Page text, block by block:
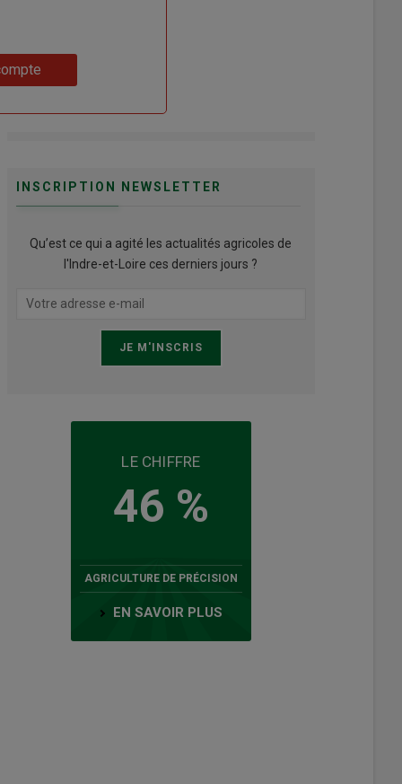
INSCRIPTION NEWSLETTER
Qu’est ce qui a agité les actualités agricoles de
l'Indre-et-Loire ces derniers jours ?
LE CHIFFRE
46 %
AGRICULTURE DE PRÉCISION
EN SAVOIR PLUS